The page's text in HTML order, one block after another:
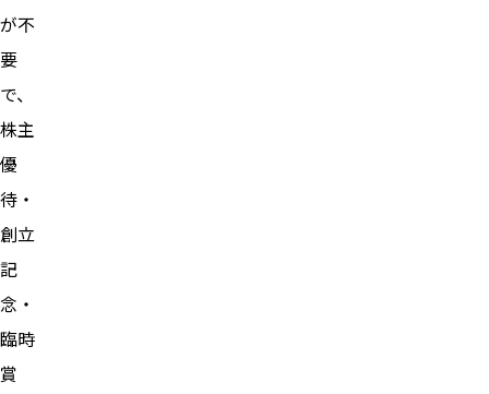
が不
要
で、
株主
優
待・
創立
記
念・
臨時
賞